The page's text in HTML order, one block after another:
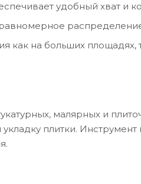
удобный хват и
как на больших площадях,
малярных и
плитки.